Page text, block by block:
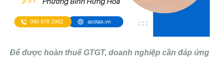
Để được hoàn thuế GTGT, doanh nghiệp cần đáp ứng